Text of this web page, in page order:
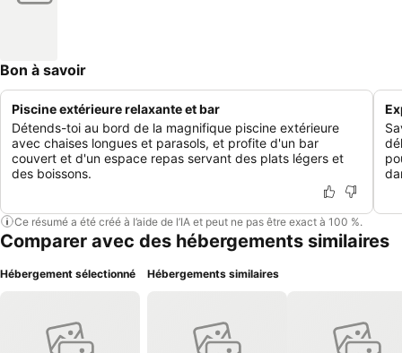
Bon à savoir
Piscine extérieure relaxante et bar
Détends-toi au bord de la magnifique piscine extérieure
avec chaises longues et parasols, et profite d'un bar
couvert et d'un espace repas servant des plats légers et
des boissons.
Ce résumé a été créé à l’aide de l’IA et peut ne pas être exact à 100 %.
Comparer avec des hébergements similaires
Hébergement sélectionné Hébergements similaires